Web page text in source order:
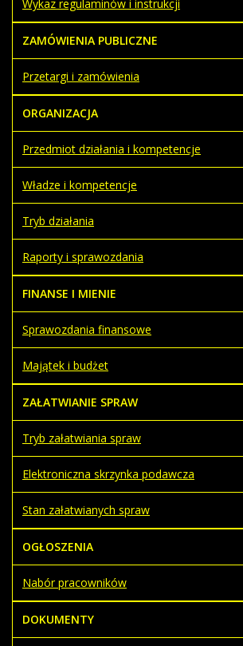
Wykaz regulaminów i instrukcji
ZAMÓWIENIA PUBLICZNE
Przetargi i zamówienia
ORGANIZACJA
Przedmiot działania i kompetencje
Władze i kompetencje
Tryb działania
Raporty i sprawozdania
FINANSE I MIENIE
Sprawozdania finansowe
Majątek i budżet
ZAŁATWIANIE SPRAW
Tryb załatwiania spraw
Elektroniczna skrzynka podawcza
Stan załatwianych spraw
OGŁOSZENIA
Nabór pracowników
DOKUMENTY